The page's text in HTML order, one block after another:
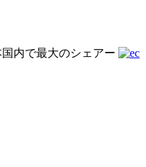
内で最大のシェアー